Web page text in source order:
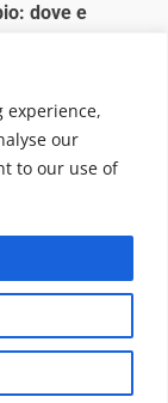
experience,
our
to our use of
dove e
strategie
di Jws Media
in quanto
Non può
ai sensi
von AF